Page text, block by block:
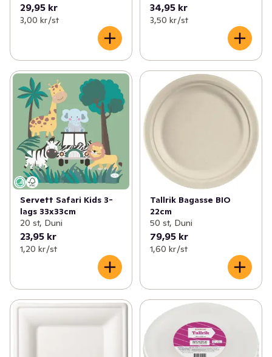
29,95 kr
3,00 kr /st
34,95 kr
3,50 kr /st
Servett Safari Kids 3-
lags 33x33cm
20 st, Duni
23,95 kr
1,20 kr /st
Tallrik Bagasse BIO
22cm
50 st, Duni
79,95 kr
1,60 kr /st